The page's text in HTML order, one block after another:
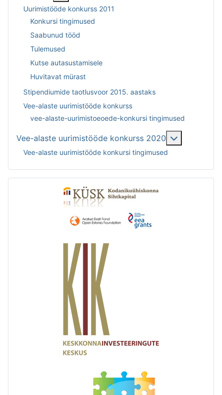
Uurimistööde konkurss 2011
Konkursi tingimused
Saabunud tööd
Tulemused
Kutse autasustamisele
Huvitavat mürast
Stipendiumide taotlusvoor 2015. aastaks
Vee-alaste uurimistööde konkurss
vee-alaste-uurimistoeoede-konkursi tingimused
Vee-alaste uurimistööde konkurss 2020
Vee-alaste uurimistööde konkursi tingimused